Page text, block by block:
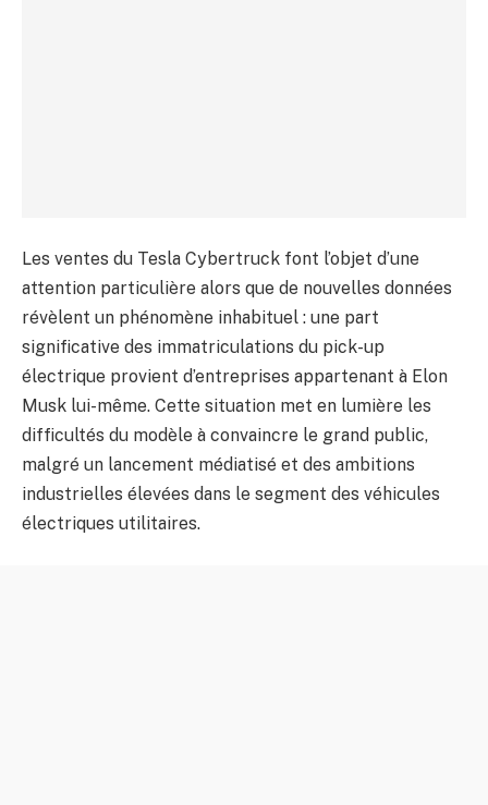
Les ventes du Tesla Cybertruck font l’objet d’une
attention particulière alors que de nouvelles données
révèlent un phénomène inhabituel : une part
significative des immatriculations du pick-up
électrique provient d’entreprises appartenant à Elon
Musk lui-même. Cette situation met en lumière les
difficultés du modèle à convaincre le grand public,
malgré un lancement médiatisé et des ambitions
industrielles élevées dans le segment des véhicules
électriques utilitaires.